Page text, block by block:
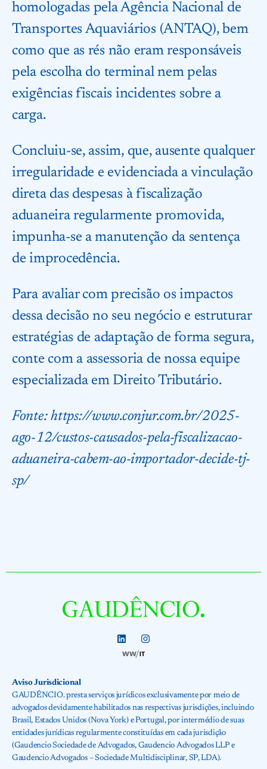
homologadas pela Agência Nacional de
Transportes Aquaviários (ANTAQ), bem
como que as rés não eram responsáveis
pela escolha do terminal nem pelas
exigências fiscais incidentes sobre a
carga.
Concluiu-se, assim, que, ausente qualquer
irregularidade e evidenciada a vinculação
direta das despesas à fiscalização
aduaneira regularmente promovida,
impunha-se a manutenção da sentença
de improcedência.
Para avaliar com precisão os impactos
dessa decisão no seu negócio e estruturar
estratégias de adaptação de forma segura,
conte com a assessoria de nossa equipe
especializada em Direito Tributário.
Fonte:https://www.conjur.com.br/2025-
ago-12/custos-causados-pela-fiscalizacao-
aduaneira-cabem-ao-importador-decide-tj-
sp/
Aviso Jurisdicional
GAUDÊNCIO. presta serviços jurídicos exclusivamente por meio de
advogados devidamente habilitados nas respectivas jurisdições, incluindo
Brasil, Estados Unidos (Nova York) e Portugal, por intermédio de suas
entidades jurídicas regularmente constituídas em cada jurisdição
(Gaudencio Sociedade de Advogados, Gaudencio Advogados LLP e
Gaudencio Advogados – Sociedade Multidisciplinar, SP, LDA).